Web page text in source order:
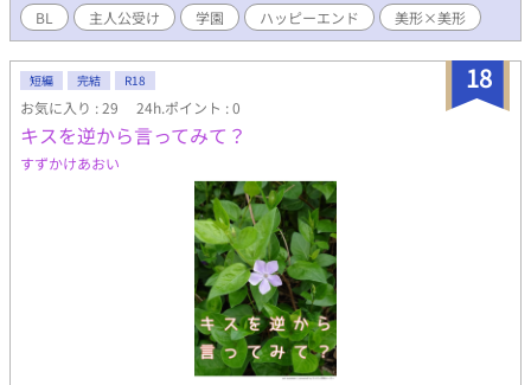
間達がいちゃいちゃを繰り広げる横でゲームでは一度しか登場し
ない脇役キャラ、なおかつ今作の主人公である伯爵令息シオン・
サミュエルと、攻略対象で花を愛でるのが好きな公爵令息シャム
ロック・ランギルスの2人の恋愛模様をお届けいたします。R18シ
ーンは序盤では出さない予定です。そのシーンには※を入れま
す。 登場人物の名前には、あまり目立たないキャラクターでなけ
れば花の名前や花の英名、それを少し文字ったものが付けられて
います。もし気になった方がいたらぜひ花言葉を調べてみて下さ
い。 作者は今作が処女作のため、拙い部分がたくさんあると思い
ますが誤字脱字やおかしい表現などがあれば教えてくださると嬉
しいです。よろしくお願いします。
BL 主人公受け 学園 ハッピーエンド 美形×美形
18
短編 完結 R18
お気に入り : 29 24h.ポイント : 0
キスを逆から言ってみて？
すずかけあおい